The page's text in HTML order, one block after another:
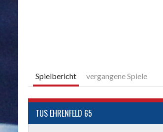
Spielbericht vergangene Spiele
TUS EHRENFELD 65